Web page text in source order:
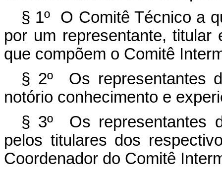
§ 1º O Comitê Técnico a
por um representante,
que compõem o Comitê
§ 2º Os representantes
notório conhecimento e
§ 3º Os representantes
pelos titulares dos
Coordenador do Comitê